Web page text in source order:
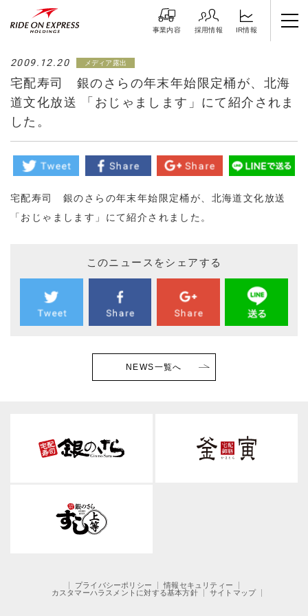
事業内容 採用情報 IR情報
2009.12.20 メディア露出
宅配寿司 銀のさらの年末年始限定桶が、北海
道文化放送 「おじゃまします」にて紹介されま
した。
宅配寿司 銀のさらの年末年始限定桶が、北海道文化放送
「おじゃまします」にて紹介されました。
このニュースをシェアする
NEWS一覧へ
プライバシーポリシー
情報セキュリティー
カスタマーハラスメントに対する基本方針
サイトマップ